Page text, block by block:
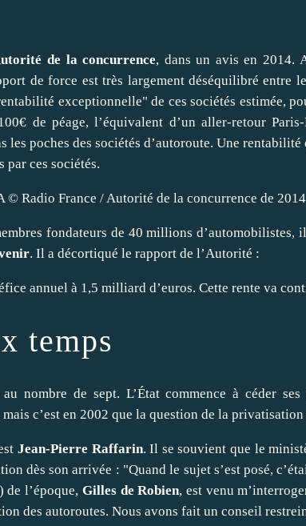
de la concurrence, dans un avis en 2014.
de force est très largement déséquilibré entre
exceptionnelle" de ces sociétés estimée,
de péage, l’équivalent d’un aller-retour
les poches des sociétés d’autoroute. Une
par ces sociétés.
© Radio France / Autorité de la concurrence de 2014
fondateurs de 40 millions d’automobilistes,
. Il a décortiqué le rapport de l’Autorité :
annuel à 1,5 milliard d’euros. Cette rente va
temps
nombre de sept. L’État commence à céder
mais c’est en 2002 que la question de la privatisation
Jean-Pierre Raffarin. Il se souvient que le
dès son arrivée : "Quand le sujet s’est posé,
de l’époque, Gilles de Robien, est venu
des autoroutes. Nous avons fait un conseil